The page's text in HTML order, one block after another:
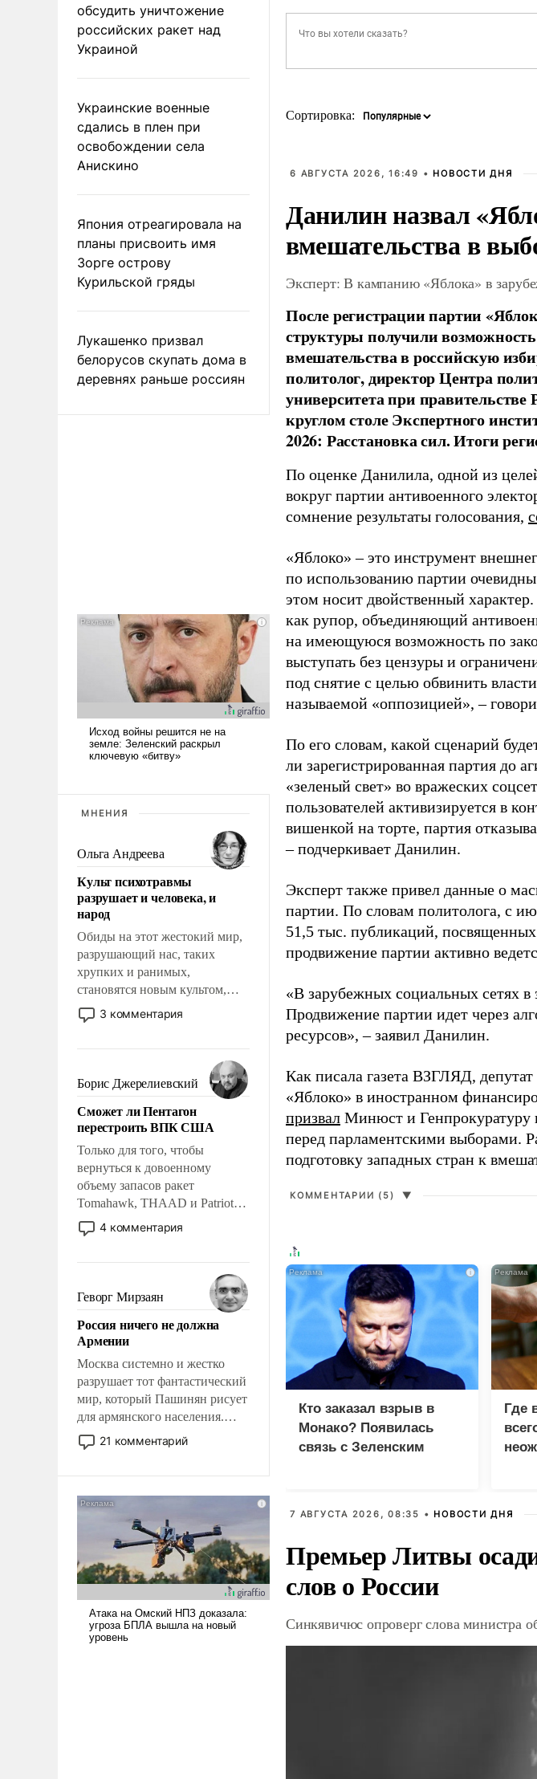
обсудить уничтожение
российских ракет над
Украиной
Украинские военные
сдались в плен при
освобождении села
Анискино
Япония отреагировала на
планы присвоить имя
Зорге острову
Курильской гряды
Лукашенко призвал
белорусов скупать дома в
деревнях раньше россиян
МНЕНИЯ
Ольга Андреева
Культ психотравмы
разрушает и человека, и
народ
Обиды на этот жестокий мир,
разрушающий нас, таких
хрупких и ранимых,
становятся новым культом,
постепенно вытесняя и
отменяя традиционное
мужественным и твердым под
ударами судьбы, брать на себя
ответственность, помогать
слабым, идти вперед и
адаптироваться.
3 комментария
Борис Джерелиевский
Сможет ли Пентагон
перестроить ВПК США
Только для того, чтобы
вернуться к довоенному
объему запасов ракет
Tomahawk, THAAD и Patriot
США потребуется более трех
лет. Даже небольшая война с
Сложившаяся ситуация
означает многолетний период
уязвимости США, например,
перед Китаем.
4 комментария
Геворг Мирзаян
Россия ничего не должна
Армении
Москва системно и жестко
разрушает тот фантастический
мир, который Пашинян рисует
для армянского населения.
Мир, где политические
прожекты будут безусловно
налогоплательщиков и где
Еревану за свои поступки не
нужно отвечать.
21 комментарий
Сортировка:
6 АВГУСТА 2026, 16:49 • НОВОСТИ ДНЯ
Данилин назвал
вмешательства в
Эксперт: В кампанию «Яблока» в
После регистрации партии
структуры получили
вмешательства в российскую
политолог, директор Центра
университета при
круглом столе Экспертного
2026: Расстановка сил. Итоги
По оценке Данилила, одной из
вокруг партии антивоенного
сомнение результаты голосования,
«Яблоко» – это инструмент
по использованию партии
этом носит двойственный
как рупор, объединяющий
на имеющуюся возможность по
выступать без цензуры и
под снятие с целью обвинить
называемой «оппозицией», –
По его словам, какой сценарий
ли зарегистрированная партия до
«зеленый свет» во вражеских
пользователей активизируется в
вишенкой на торте, партия
– подчеркивает Данилин.
Эксперт также привел данные о
партии. По словам политолога, с
51,5 тыс. публикаций,
продвижение партии активно
«В зарубежных социальных сетях
Продвижение партии идет через
ресурсов», – заявил Данилин.
Как писала газета ВЗГЛЯД,
«Яблоко» в иностранном
призвал Минюст и Генпрокуратуру
перед парламентскими выборами.
подготовку западных стран к
КОММЕНТАРИИ (5) ▼
i
Кто заказал взрыв в
Монако? Появилась
связь с Зеленским
Где
7 АВГУСТА 2026, 08:35 • НОВОСТИ ДНЯ
Премьер Литвы
слов о России
Синкявичюс опроверг слова министра